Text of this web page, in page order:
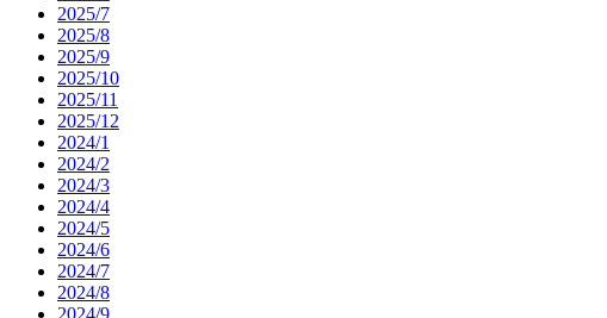
2025/7
2025/8
2025/9
2025/10
2025/11
2025/12
2024/1
2024/2
2024/3
2024/4
2024/5
2024/6
2024/7
2024/8
2024/9